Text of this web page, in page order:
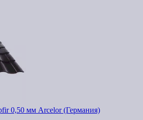
0,50 мм Arcelor (Германия)